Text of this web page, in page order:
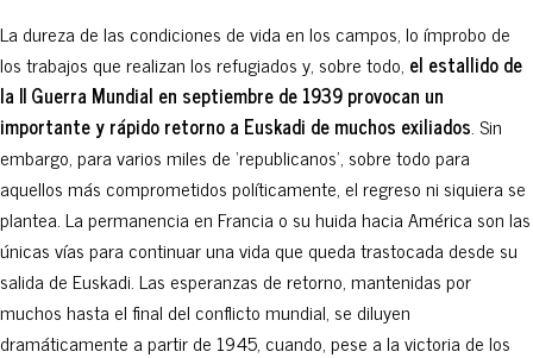
La dureza de las condiciones de vida en los campos, lo ímprobo de
los trabajos que realizan los refugiados y, sobre todo, el estallido de
la II Guerra Mundial en septiembre de 1939 provocan un
importante y rápido retorno a Euskadi de muchos exiliados. Sin
embargo, para varios miles de ‘republicanos’, sobre todo para
aquellos más comprometidos políticamente, el regreso ni siquiera se
plantea. La permanencia en Francia o su huida hacia América son las
únicas vías para continuar una vida que queda trastocada desde su
salida de Euskadi. Las esperanzas de retorno, mantenidas por
muchos hasta el final del conflicto mundial, se diluyen
dramáticamente a partir de 1945, cuando, pese a la victoria de los